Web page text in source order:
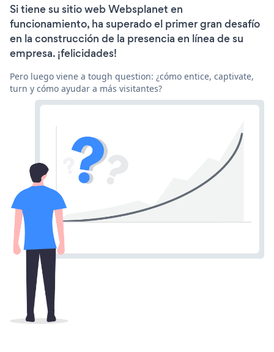
Si tiene su sitio web Websplanet en
funcionamiento, ha superado el primer gran desafío
en la construcción de la presencia en línea de su
empresa. ¡felicidades!
Pero luego viene a tough question: ¿cómo entice, captivate,
turn y cómo ayudar a más visitantes?